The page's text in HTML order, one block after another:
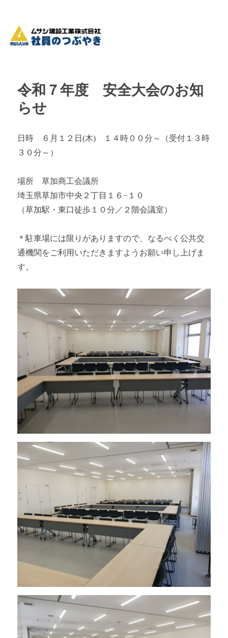
令和７年度 安全大会のお知
らせ
日時 ６月１２日(木) １４時００分～（受付１３時
３０分～）
場所 草加商工会議所
埼玉県草加市中央２丁目１６−１０
（草加駅・東口徒歩１０分／２階会議室）
＊駐車場には限りがありますので、なるべく公共交
通機関をご利用いただきますようお願い申し上げま
す。